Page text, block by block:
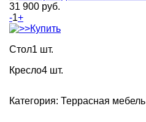
31 900 руб.
-1+
Купить
Стол1 шт.
Кресло4 шт.
Категория: Террасная мебель